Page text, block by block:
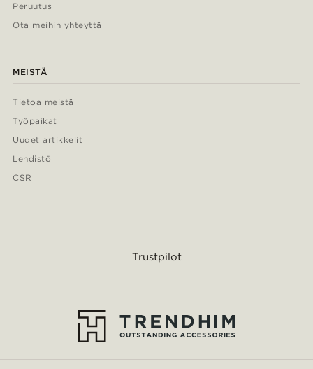
Peruutus
Ota meihin yhteyttä
MEISTÄ
Tietoa meistä
Työpaikat
Uudet artikkelit
Lehdistö
CSR
Trustpilot